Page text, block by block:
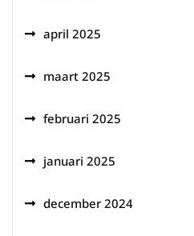
april 2025
maart 2025
februari 2025
januari 2025
december 2024